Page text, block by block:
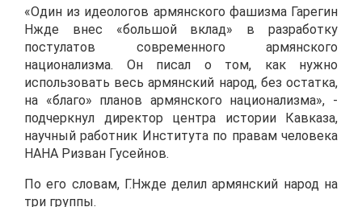
«Один из идеологов армянского фашизма Гарегин
Нжде внес «большой вклад» в разработку
постулатов современного армянского
национализма. Он писал о том, как нужно
использовать весь армянский народ, без остатка,
на «благо» планов армянского национализма», -
подчеркнул директор центра истории Кавказа,
научный работник Института по правам человека
НАНА Ризван Гусейнов.
По его словам, Г.Нжде делил армянский народ на
три группы.